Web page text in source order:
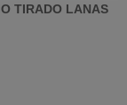
TIRADO LANAS